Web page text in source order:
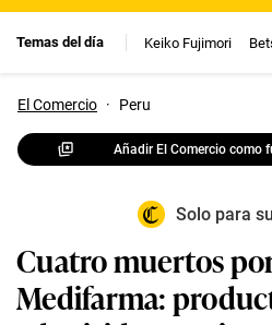
Temas del día Keiko Fujimori
El Comercio · Peru
Añadir El Comercio como
Solo para
Cuatro muertos
Medifarma: